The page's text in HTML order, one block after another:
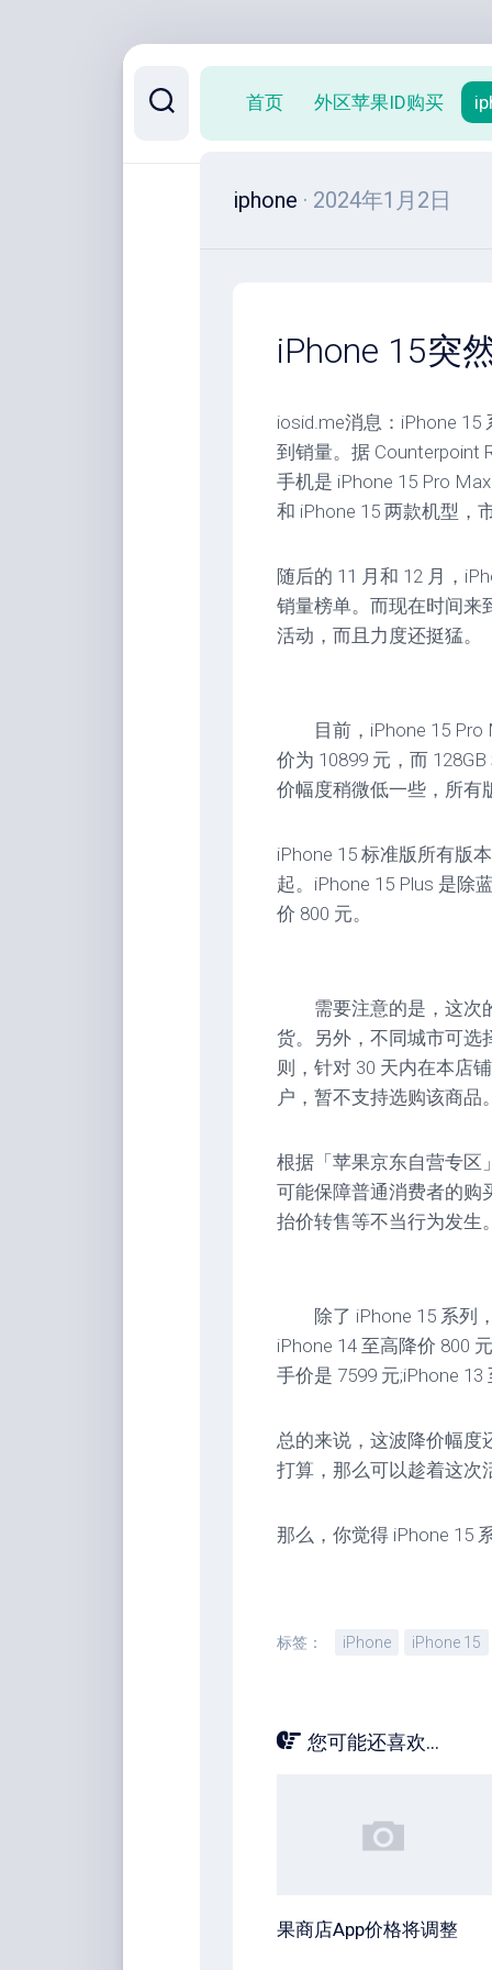
首页 外区苹果ID购买
iphone · 2024年1月2日
iPhone 15突
iosid.me消息：iPhone
到销量。据 Counterpoint
手机是 iPhone 15 Pro
和 iPhone 15 两款机型，
随后的 11 月和 12 月，
销量榜单。而现在时间来
活动，而且力度还挺猛。
目前，iPhone 15 Pro
价为 10899 元，而
价幅度稍微低一些，所有
iPhone 15 标准版所有版
起。iPhone 15 Plus 是除
价 800 元。
需要注意的是，这次的
货。另外，不同城市可选
则，针对 30 天内在本店
户，暂不支持选购该商品
根据「苹果京东自营专区
可能保障普通消费者的购
抬价转售等不当行为发生
除了 iPhone 15 系列，
iPhone 14 至高降价 800
手价是 7599 元;iPhone
总的来说，这波降价幅度
打算，那么可以趁着这次
那么，你觉得 iPhone 15
标签： iPhone iPhone 15
您可能还喜欢...
果商店App价格将调整